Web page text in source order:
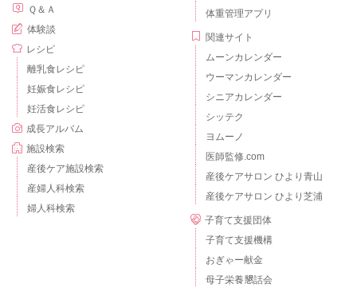
Ｑ＆Ａ
体験談
レシピ
離乳食レシピ
妊娠食レシピ
妊活食レシピ
成長アルバム
施設検索
産後ケア施設検索
産婦人科検索
婦人科検索
体重管理アプリ
関連サイト
ムーンカレンダー
ウーマンカレンダー
シニアカレンダー
シッテク
ヨムーノ
医師監修.com
産後ケアサロン ひより青山
産後ケアサロン ひより芝浦
子育て支援団体
子育て支援機構
おぎゃー献金
母子栄養懇話会